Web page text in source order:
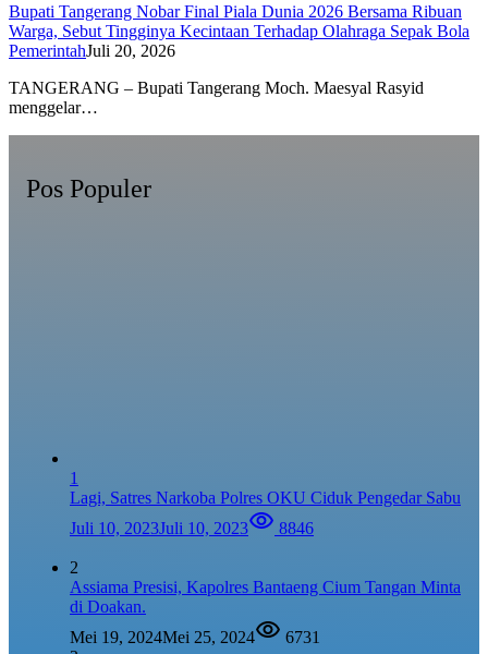
Bupati Tangerang Nobar Final Piala Dunia 2026 Bersama Ribuan
Warga, Sebut Tingginya Kecintaan Terhadap Olahraga Sepak Bola
PemerintahJuli 20, 2026
TANGERANG – Bupati Tangerang Moch. Maesyal Rasyid
menggelar…
Pos Populer
1
Lagi, Satres Narkoba Polres OKU Ciduk Pengedar Sabu
Juli 10, 2023Juli 10, 2023 8846
2
Assiama Presisi, Kapolres Bantaeng Cium Tangan Minta
di Doakan.
Mei 19, 2024Mei 25, 2024
6731